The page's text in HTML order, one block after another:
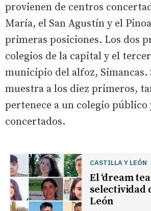
provienen de centros
María, el San Agustín y el
primeras posiciones. Los dos
colegios de la capital y el
municipio del alfoz, Simancas.
muestra a los diez primeros,
pertenece a un colegio público
concertados.
CASTILLA Y LEÓN
El ‘dream
selectividad
León